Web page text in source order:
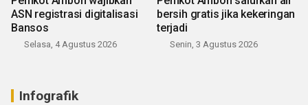
ASN registrasi digitalisasi
Bansos
Selasa, 4 Agustus 2026
bersih gratis jika kekeringan
terjadi
Senin, 3 Agustus 2026
Infografik